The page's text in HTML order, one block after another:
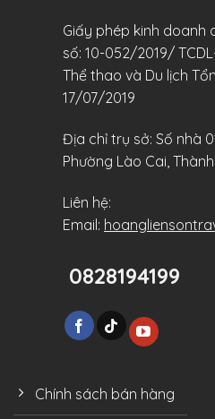
Giấy phép kinh doanh
số: 10-052/2019/
Thể thao và Du lịch
17/07/2019
Địa chỉ trụ sở: Số nhà
Phường Lào Cai,
Liên hệ:
Email:
0828194199
Chính sách bán hàng